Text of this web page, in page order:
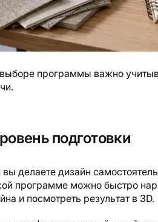
программы важно
подготовки
вы делаете дизайн
программе можно быстро
и посмотреть результат в 3D.